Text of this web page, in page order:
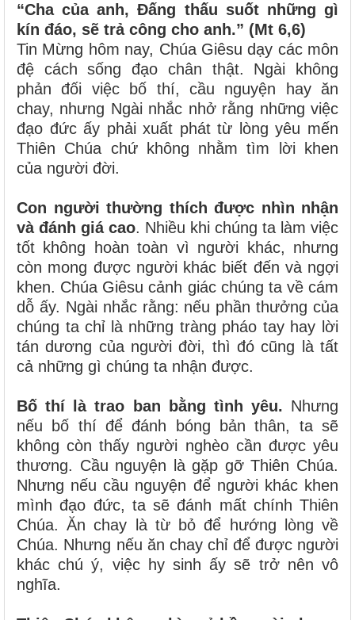
“Cha của anh, Đấng thấu suốt những gì
kín đáo, sẽ trả công cho anh.” (Mt 6,6)
Tin Mừng hôm nay, Chúa Giêsu dạy các môn
đệ cách sống đạo chân thật. Ngài không
phản đối việc bố thí, cầu nguyện hay ăn
chay, nhưng Ngài nhắc nhở rằng những việc
đạo đức ấy phải xuất phát từ lòng yêu mến
Thiên Chúa chứ không nhằm tìm lời khen
của người đời.
Con người thường thích được nhìn nhận
và đánh giá cao. Nhiều khi chúng ta làm việc
tốt không hoàn toàn vì người khác, nhưng
còn mong được người khác biết đến và ngợi
khen. Chúa Giêsu cảnh giác chúng ta về cám
dỗ ấy. Ngài nhắc rằng: nếu phần thưởng của
chúng ta chỉ là những tràng pháo tay hay lời
tán dương của người đời, thì đó cũng là tất
cả những gì chúng ta nhận được.
Bố thí là trao ban bằng tình yêu. Nhưng
nếu bố thí để đánh bóng bản thân, ta sẽ
không còn thấy người nghèo cần được yêu
thương. Cầu nguyện là gặp gỡ Thiên Chúa.
Nhưng nếu cầu nguyện để người khác khen
mình đạo đức, ta sẽ đánh mất chính Thiên
Chúa. Ăn chay là từ bỏ để hướng lòng về
Chúa. Nhưng nếu ăn chay chỉ để được người
khác chú ý, việc hy sinh ấy sẽ trở nên vô
nghĩa.